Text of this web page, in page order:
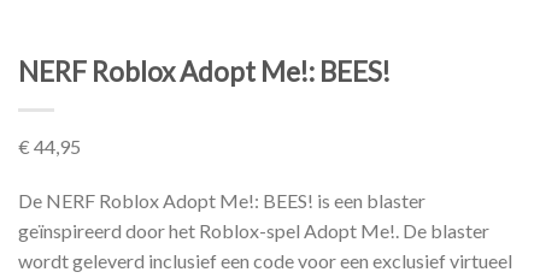
NERF Roblox Adopt Me!: BEES!
€ 44,95
De NERF Roblox Adopt Me!: BEES! is een blaster
geïnspireerd door het Roblox-spel Adopt Me!. De blaster
wordt geleverd inclusief een code voor een exclusief virtueel